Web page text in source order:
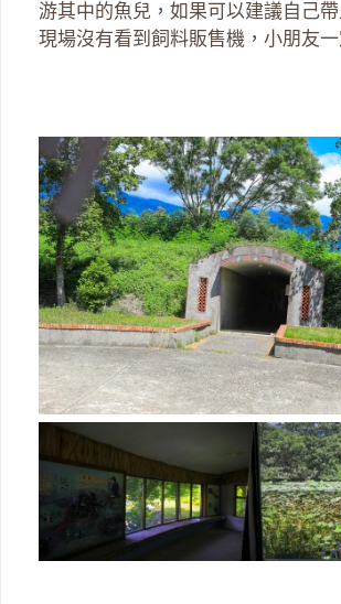
游其中的魚兒，如果可以建議自己
現場沒有看到飼料販售機，小朋友